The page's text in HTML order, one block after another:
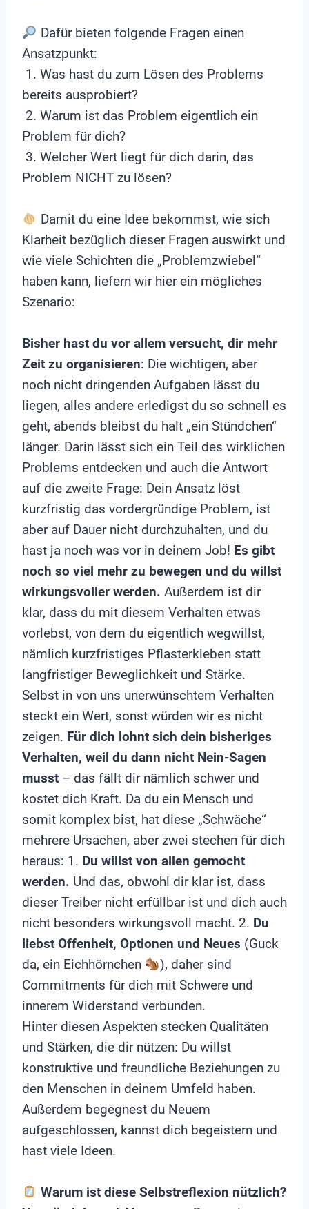
Dafür bieten folgende Fragen einen
Ansatzpunkt:
1. Was hast du zum Lösen des Problems
bereits ausprobiert?
2. Warum ist das Problem eigentlich ein
Problem für dich?
3. Welcher Wert liegt für dich darin, das
Problem NICHT zu lösen?
Damit du eine Idee bekommst, wie sich
Klarheit bezüglich dieser Fragen auswirkt und
wie viele Schichten die „Problemzwiebel“
haben kann, liefern wir hier ein mögliches
Szenario:
Bisher hast du vor allem versucht, dir mehr
Zeit zu organisieren: Die wichtigen, aber
noch nicht dringenden Aufgaben lässt du
liegen, alles andere erledigst du so schnell es
geht, abends bleibst du halt „ein Stündchen“
länger. Darin lässt sich ein Teil des wirklichen
Problems entdecken und auch die Antwort
auf die zweite Frage: Dein Ansatz löst
kurzfristig das vordergründige Problem, ist
aber auf Dauer nicht durchzuhalten, und du
hast ja noch was vor in deinem Job! Es gibt
noch so viel mehr zu bewegen und du willst
wirkungsvoller werden. Außerdem ist dir
klar, dass du mit diesem Verhalten etwas
vorlebst, von dem du eigentlich wegwillst,
nämlich kurzfristiges Pflasterkleben statt
langfristiger Beweglichkeit und Stärke.
Selbst in von uns unerwünschtem Verhalten
steckt ein Wert, sonst würden wir es nicht
zeigen. Für dich lohnt sich dein bisheriges
Verhalten, weil du dann nicht Nein-Sagen
musst – das fällt dir nämlich schwer und
kostet dich Kraft. Da du ein Mensch und
somit komplex bist, hat diese „Schwäche“
mehrere Ursachen, aber zwei stechen für dich
heraus: 1. Du willst von allen gemocht
werden. Und das, obwohl dir klar ist, dass
dieser Treiber nicht erfüllbar ist und dich auch
nicht besonders wirkungsvoll macht. 2. Du
liebst Offenheit, Optionen und Neues (Guck
da, ein Eichhörnchen
), daher sind
Commitments für dich mit Schwere und
innerem Widerstand verbunden.
Hinter diesen Aspekten stecken Qualitäten
und Stärken, die dir nützen: Du willst
konstruktive und freundliche Beziehungen zu
den Menschen in deinem Umfeld haben.
Außerdem begegnest du Neuem
aufgeschlossen, kannst dich begeistern und
hast viele Ideen.
Warum ist diese Selbstreflexion nützlich?